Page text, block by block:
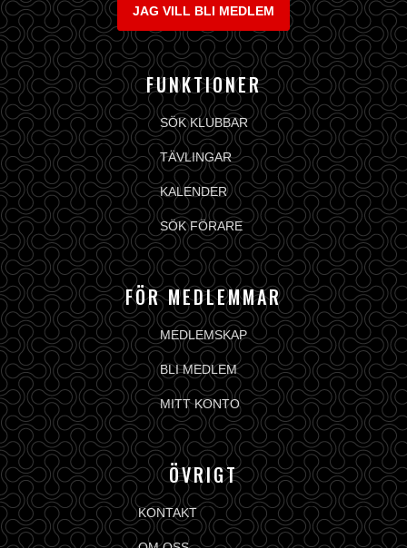
JAG VILL BLI MEDLEM
FUNKTIONER
SÖK KLUBBAR
TÄVLINGAR
KALENDER
SÖK FÖRARE
FÖR MEDLEMMAR
MEDLEMSKAP
BLI MEDLEM
MITT KONTO
ÖVRIGT
KONTAKT